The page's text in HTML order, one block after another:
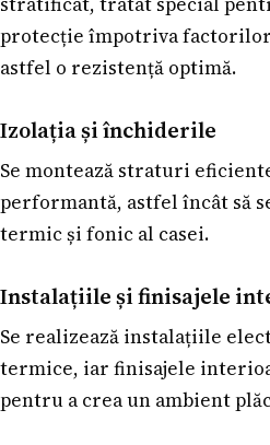
protecție împotriva
astfel o rezistență optimă.
Izolația și închiderile
Se montează straturi
performantă, astfel încât să
termic și fonic al casei.
Instalațiile și finisajele
Se realizează instalațiile
termice, iar finisajele
pentru a crea un ambient